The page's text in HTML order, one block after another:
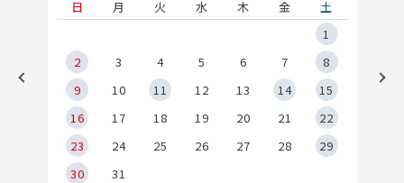
日
月 火 水 木 金
土
1
2
3 4 5 6 7
8
9
10 11 12 13 14
15
16
17 18 19 20 21
22
23
24 25 26 27 28
29
30
31